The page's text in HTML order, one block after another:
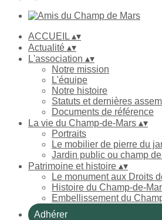
ACCUEIL ▴▾
Actualité ▴▾
L'association ▴▾
Notre mission
L'équipe
Notre histoire
Statuts et dernières
Documents de référence
La vie du Champ-de-Mars ▴▾
Portraits
Le mobilier de pierre du
Jardin public ou champ
Patrimoine et histoire ▴▾
Le monument aux Droits
Histoire du Champ-de-
Embellissement du
Adhérer